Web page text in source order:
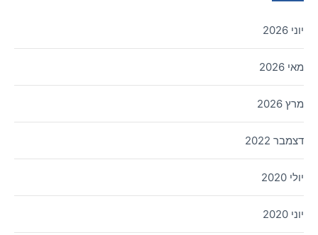
יוני 2026
מאי 2026
מרץ 2026
דצמבר 2022
יולי 2020
יוני 2020